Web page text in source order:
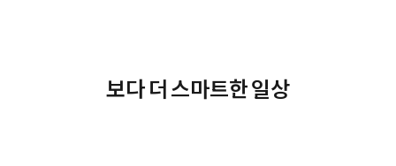
보다 더 스마트한 일상